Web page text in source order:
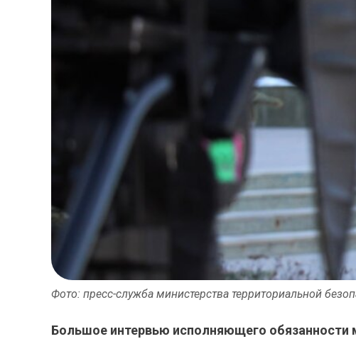
Фото: пресс-служба министерства территориальной
Большое интервью исполняющего обязанности